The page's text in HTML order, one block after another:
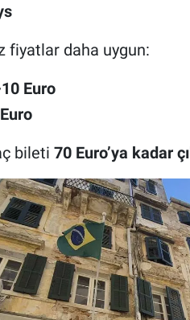
fiyatlar daha uygun:
Euro
bileti 70 Euro’ya kadar